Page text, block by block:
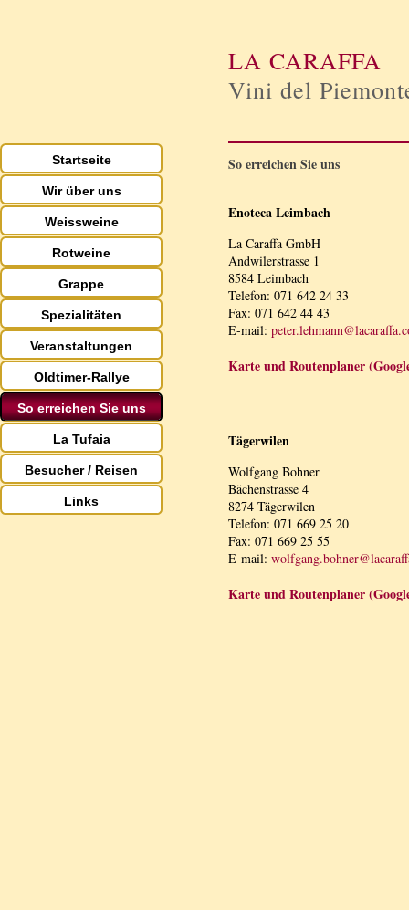
LA CARAFFA
Vini del
Startseite
Wir über uns
Weissweine
Rotweine
Grappe
Spezialitäten
Veranstaltungen
Oldtimer-Rallye
So erreichen Sie uns
La Tufaia
Besucher / Reisen
Links
So erreichen Sie uns
Enoteca Leimbach
La Caraffa GmbH
Andwilerstrasse 1
8584 Leimbach
Telefon: 071 642 24 33
Fax: 071 642 44 43
E-mail:
Karte und Routenplaner
Tägerwilen
Wolfgang Bohner
Bächenstrasse 4
8274 Tägerwilen
Telefon: 071 669 25 20
Fax: 071 669 25 55
E-mail:
Karte und Routenplaner